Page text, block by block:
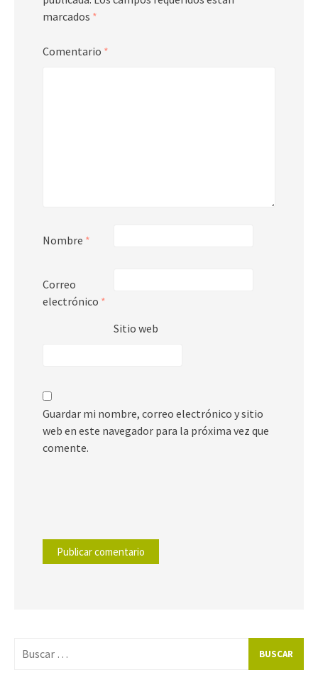
marcados *
Comentario *
Nombre *
Correo
electrónico *
Sitio web
Guardar mi nombre, correo electrónico y sitio
web en este navegador para la próxima vez que
comente.
por: